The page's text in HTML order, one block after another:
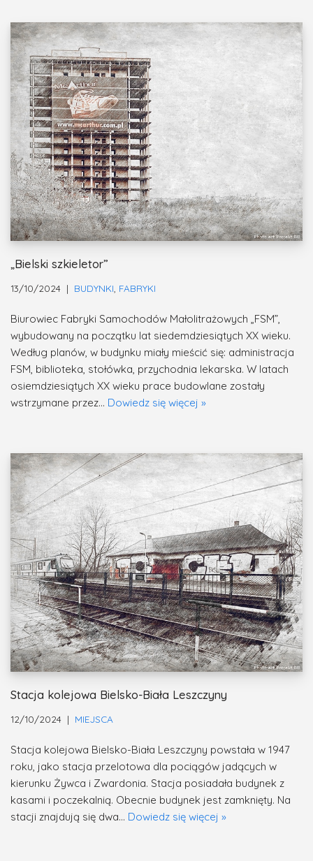
„Bielski szkieletor”
13/10/2024 BUDYNKI FABRYKI
Biurowiec Fabryki Samochodów Małolitrażowych „FSM”,
wybudowany na początku lat siedemdziesiątych XX wieku.
Według planów, w budynku miały mieścić się: administracja
FSM, biblioteka, stołówka, przychodnia lekarska. W latach
osiemdziesiątych XX wieku prace budowlane zostały
wstrzymane przez… Dowiedz się więcej »
Stacja kolejowa Bielsko-Biała Leszczyny
12/10/2024 MIEJSCA
Stacja kolejowa Bielsko-Biała Leszczyny powstała w 1947
roku, jako stacja przelotowa dla pociągów jadących w
kierunku Żywca i Zwardonia. Stacja posiadała budynek z
kasami i poczekalnią. Obecnie budynek jest zamknięty. Na
stacji znajdują się dwa… Dowiedz się więcej »